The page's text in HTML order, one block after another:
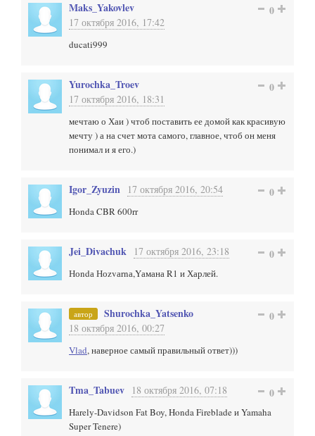
Maks_Yakovlev
17 октября 2016, 17:42
0
ducati999
Yurochka_Troev
17 октября 2016, 18:31
0
мечтаю о Хаи ) чтоб поставить ее домой как красивую
мечту ) а на счет мота самого, главное, чтоб он меня
понимал и я его.)
Igor_Zyuzin 17 октября 2016, 20:54 0
Honda CBR 600rr
Jei_Divachuk 17 октября 2016, 23:18 0
Ноndа Ноzvаrnа,Yамана R1 и Харлей.
автор Shurochka_Yatsenko
18 октября 2016, 00:27
0
Vlad, наверное самый правильный ответ)))
Tma_Tabuev 18 октября 2016, 07:18 0
Harely-Davidson Fat Boy, Honda Fireblade и Yamaha
Super Tenere)